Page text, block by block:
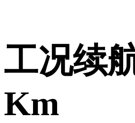
工况续
Km